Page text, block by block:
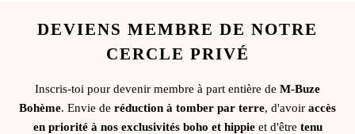
DEVIENS MEMBRE DE NOTRE
CERCLE PRIVÉ
Inscris-toi pour devenir membre à part entière de M-Buze
Bohème. Envie de réduction à tomber par terre, d'avoir accès
en priorité à nos exclusivités boho et hippieet d'être tenu